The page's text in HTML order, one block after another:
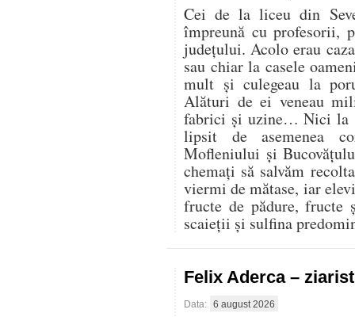
Cei de la liceu din
împreună cu profesorii,
județului. Acolo erau
sau chiar la casele
mult și culegeau la
Alături de ei veneau
fabrici și uzine… Nici la
lipsit de asemenea
Mofleniului și
chemați să salvăm
viermi de mătase, iar
fructe de pădure, fructe
scaieții și sulfina
Felix Aderca –
Data: 6 august 2026